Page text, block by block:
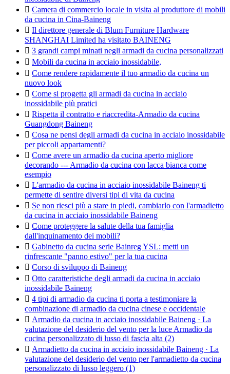
 Camera di commercio locale in visita al produttore di mobili
da cucina in Cina-Baineng
 Il direttore generale di Blum Furniture Hardware
SHANGHAI Limited ha visitato BAINENG
 3 grandi campi minati negli armadi da cucina personalizzati
 Mobili da cucina in acciaio inossidabile,
 Come rendere rapidamente il tuo armadio da cucina un
nuovo look
 Come si progetta gli armadi da cucina in acciaio
inossidabile più pratici
 Rispetta il contratto e riaccredita-Armadio da cucina
Guangdong Baineng
 Cosa ne pensi degli armadi da cucina in acciaio inossidabile
per piccoli appartamenti?
 Come avere un armadio da cucina aperto migliore
decorando --- Armadio da cucina con lacca bianca come
esempio
 L'armadio da cucina in acciaio inossidabile Baineng ti
permette di sentire diversi tipi di vita da cucina
 Se non riesci più a stare in piedi, cambiarlo con l'armadietto
da cucina in acciaio inossidabile Baineng
 Come proteggere la salute della tua famiglia
dall'inquinamento dei mobili?
 Gabinetto da cucina serie Bainreg YSL: metti un
rinfrescante "panno estivo" per la tua cucina
 Corso di sviluppo di Baineng
 Otto caratteristiche degli armadi da cucina in acciaio
inossidabile Baineng
 4 tipi di armadio da cucina ti porta a testimoniare la
combinazione di armadio da cucina cinese e occidentale
 Armadio da cucina in acciaio inossidabile Baineng · La
valutazione del desiderio del vento per la luce Armadio da
cucina personalizzato di lusso di fascia alta (2)
 Armadietto da cucina in acciaio inossidabile Baineng · La
valutazione del desiderio del vento per l'armadietto da cucina
personalizzato di lusso leggero (1)